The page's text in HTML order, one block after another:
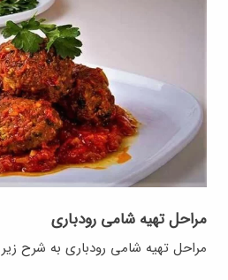
مراحل تهیه شامی رودباری
مراحل تهیه شامی رودباری به شرح